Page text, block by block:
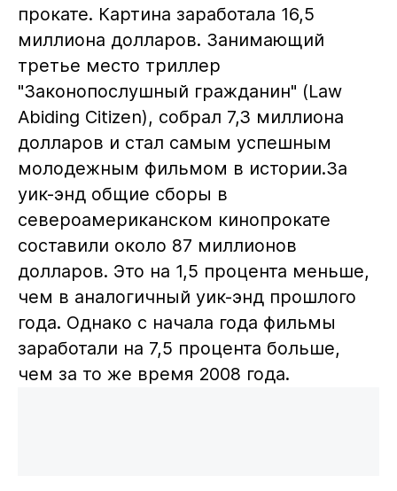
прокате. Картина заработала 16,5
миллиона долларов. Занимающий
третье место триллер
"Законопослушный гражданин" (Law
Abiding Citizen), собрал 7,3 миллиона
долларов и стал самым успешным
молодежным фильмом в истории.За
уик-энд общие сборы в
североамериканском кинопрокате
составили около 87 миллионов
долларов. Это на 1,5 процента меньше,
чем в аналогичный уик-энд прошлого
года. Однако с начала года фильмы
заработали на 7,5 процента больше,
чем за то же время 2008 года.